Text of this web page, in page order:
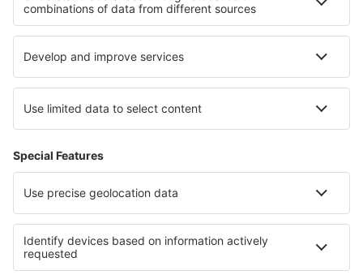
Cazare in Šariš Cazare in Orava Cazare în Slovacia
Cazare in Morelos Cazare în Andorra Cazare in Goa
Cazare în Sunshine Coast